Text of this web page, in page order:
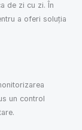
de zi cu zi. În
a oferi soluția
un control